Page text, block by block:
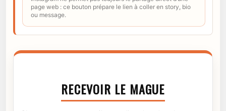
page web : ce bouton prépare le lien à coller en story, bio
ou message.
RECEVOIR LE MAGUE